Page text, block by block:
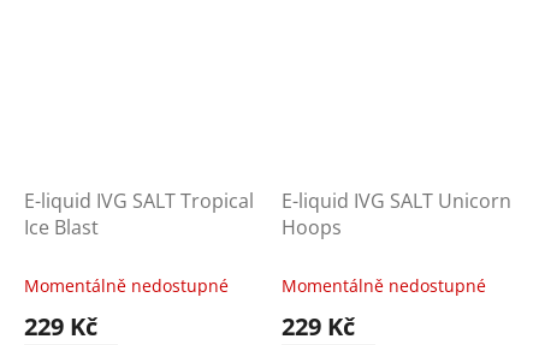
E-liquid IVG SALT Tropical
Ice Blast
Momentálně nedostupné
229 Kč
E-liquid IVG SALT Unicorn
Hoops
Momentálně nedostupné
229 Kč